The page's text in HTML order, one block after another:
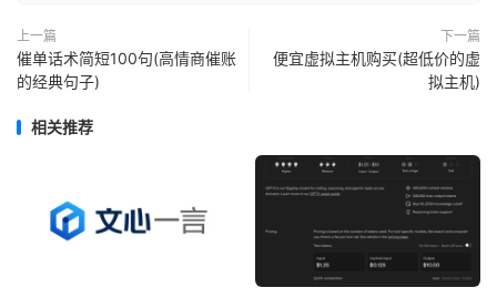
上一篇
催单话术简短100句(高情商催账
的经典句子)
下一篇
便宜虚拟主机购买(超低价的虚
拟主机)
相关推荐